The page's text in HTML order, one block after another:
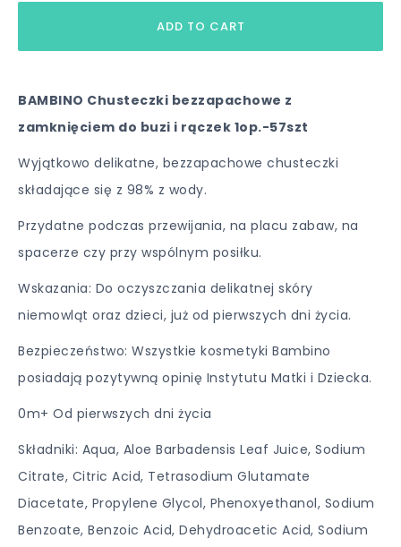
BAMBINO Chusteczki bezzapachowe z
zamknięciem do buzi i rączek 1op.-57szt
Wyjątkowo delikatne, bezzapachowe chusteczki
składające się z 98% z wody.
Przydatne podczas przewijania, na placu zabaw, na
spacerze czy przy wspólnym posiłku.
Wskazania: Do oczyszczania delikatnej skóry
niemowląt oraz dzieci, już od pierwszych dni życia.
Bezpieczeństwo: Wszystkie kosmetyki Bambino
posiadają pozytywną opinię Instytutu Matki i Dziecka.
0m+ Od pierwszych dni życia
Składniki: Aqua, Aloe Barbadensis Leaf Juice, Sodium
Citrate, Citric Acid, Tetrasodium Glutamate
Diacetate, Propylene Glycol, Phenoxyethanol, Sodium
Benzoate, Benzoic Acid, Dehydroacetic Acid, Sodium